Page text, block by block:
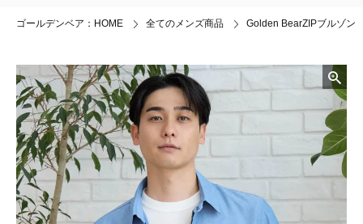
ゴールデンベア：HOME 全てのメンズ商品 Golden BearZIPブルゾン